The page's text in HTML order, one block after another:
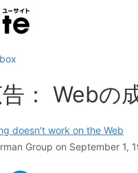
： Webの
doesn't work on the Web
Group on September 1,